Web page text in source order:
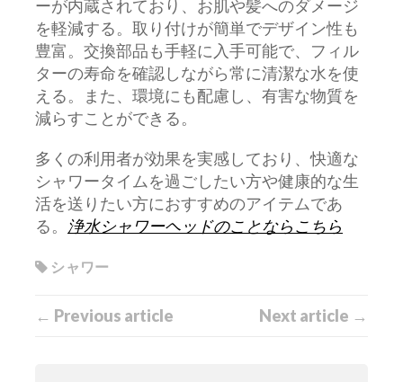
ーが内蔵されており、お肌や髪へのダメージ
を軽減する。取り付けが簡単でデザイン性も
豊富。交換部品も手軽に入手可能で、フィル
ターの寿命を確認しながら常に清潔な水を使
える。また、環境にも配慮し、有害な物質を
減らすことができる。
多くの利用者が効果を実感しており、快適な
シャワータイムを過ごしたい方や健康的な生
活を送りたい方におすすめのアイテムであ
る。 浄水シャワーヘッドのことならこちら
シャワー
← Previous article Next article →